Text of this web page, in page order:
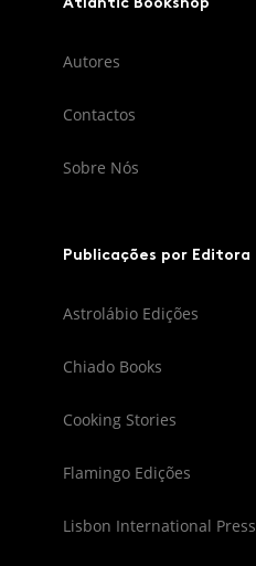
Autores
Contactos
Sobre Nós
Publicações por Editora
Astrolábio Edições
Chiado Books
Cooking Stories
Flamingo Edições
Lisbon International Press